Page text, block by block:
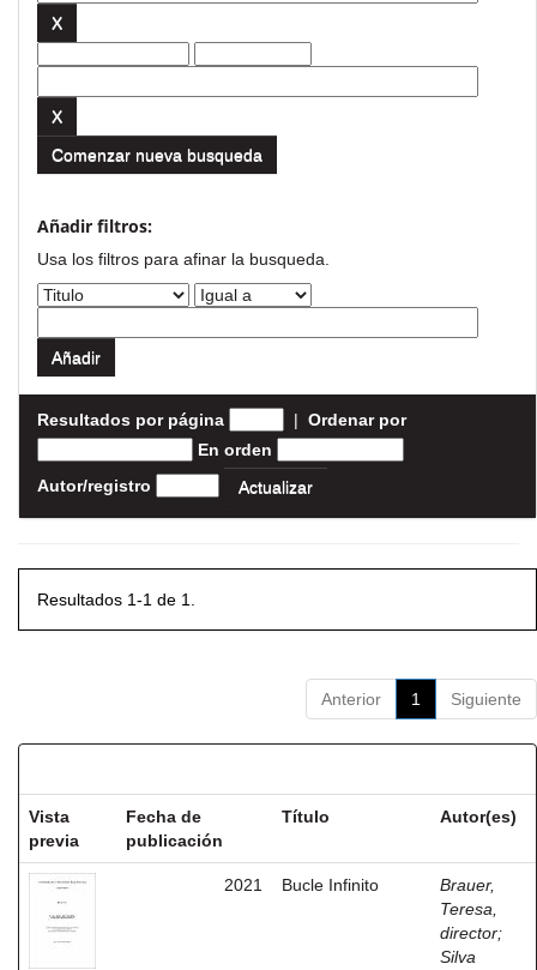
Comenzar nueva busqueda
Añadir filtros:
Usa los filtros para afinar la busqueda.
Resultados por página | Ordenar por
En orden
Autor/registro
Resultados 1-1 de 1.
Anterior 1 Siguiente
Vista
previa
Fecha de
publicación
Título Autor(es)
2021 Bucle Infinito
Brauer,
Teresa,
director;
Silva